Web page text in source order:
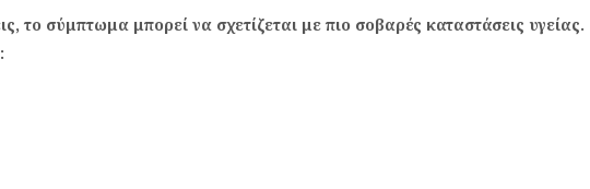
το σύμπτωμα μπορεί να σχετίζεται με πιο σοβαρές καταστάσεις υγείας.